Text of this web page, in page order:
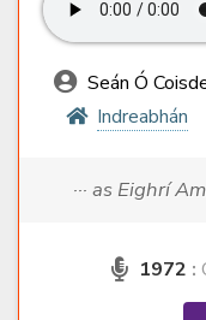
Seán Ó
Indreabhán
··· as Eighrí
1972 :